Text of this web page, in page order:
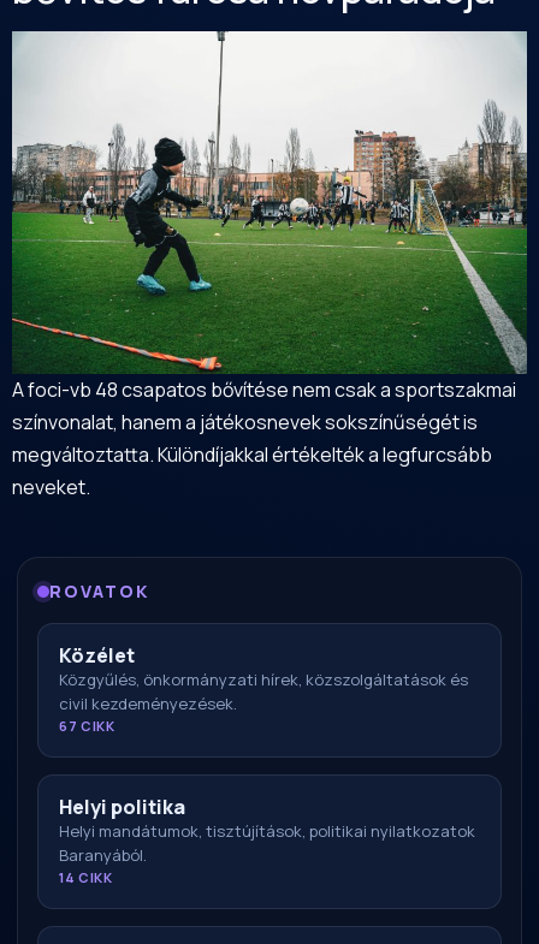
A foci-vb 48 csapatos bővítése nem csak a sportszakmai
színvonalat, hanem a játékosnevek sokszínűségét is
megváltoztatta. Különdíjakkal értékelték a legfurcsább
neveket.
ROVATOK
Közélet
Közgyűlés, önkormányzati hírek, közszolgáltatások és
civil kezdeményezések.
67 CIKK
Helyi politika
Helyi mandátumok, tisztújítások, politikai nyilatkozatok
Baranyából.
14 CIKK